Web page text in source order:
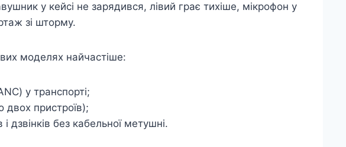
у кейсі не зарядився, лівий грає тихіше, мікрофон у
зі шторму.
моделях найчастіше:
у транспорті;
двох пристроїв);
дзвінків без кабельної метушні.